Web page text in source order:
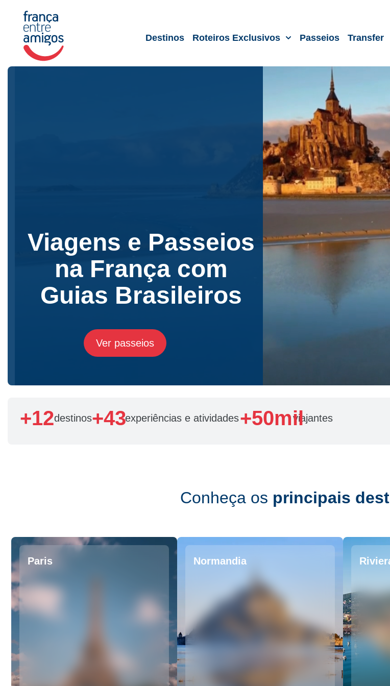
Destinos Roteiros Exclusivos Passeios Transfer
Viagens e Passeios
na França com
Guias Brasileiros
Ver passeios
destinos
+12 experiências e atividades
+43 viajantes
+50mil
Conheça os principais
Paris Normandia